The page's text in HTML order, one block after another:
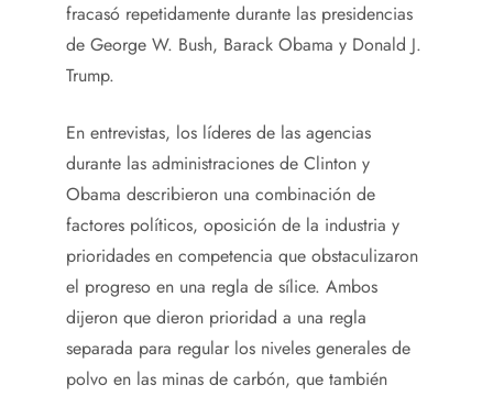
fracasó repetidamente durante las presidencias
de George W. Bush, Barack Obama y Donald J.
Trump.
En entrevistas, los líderes de las agencias
durante las administraciones de Clinton y
Obama describieron una combinación de
factores políticos, oposición de la industria y
prioridades en competencia que obstaculizaron
el progreso en una regla de sílice. Ambos
dijeron que dieron prioridad a una regla
separada para regular los niveles generales de
polvo en las minas de carbón, que también